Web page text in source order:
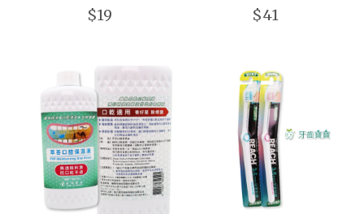
$19 $41